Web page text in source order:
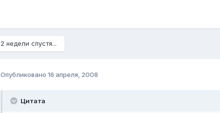
2 недели спустя...
Опубликовано 16 апреля, 2008
Цитата